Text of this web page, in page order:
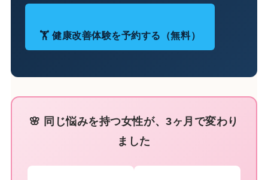
🏋️ 健康改善体験を予約する（無料）
🌸 同じ悩みを持つ女性が、3ヶ月で変わり
ました